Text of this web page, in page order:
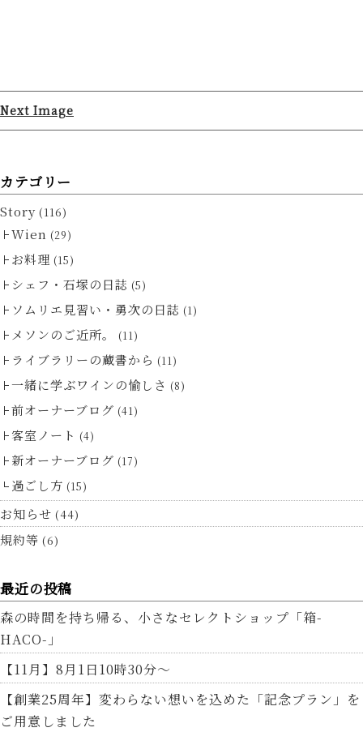
Next Image
カテゴリー
Story (116)
Wien (29)
お料理 (15)
シェフ・石塚の日誌 (5)
ソムリエ見習い・勇次の日誌 (1)
メソンのご近所。 (11)
ライブラリーの蔵書から (11)
一緒に学ぶワインの愉しさ (8)
前オーナーブログ (41)
客室ノート (4)
新オーナーブログ (17)
過ごし方 (15)
お知らせ (44)
規約等 (6)
最近の投稿
森の時間を持ち帰る、小さなセレクトショップ「箱-
HACO-」
【11月】8月1日10時30分～
【創業25周年】変わらない想いを込めた「記念プラン」を
ご用意しました